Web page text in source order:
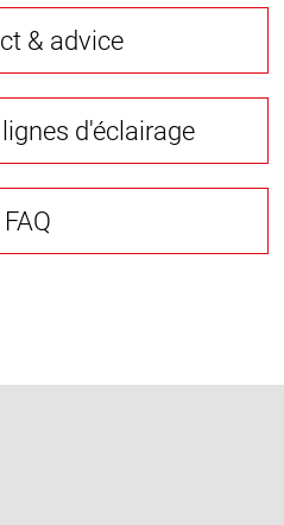
& advice
d'éclairage
FAQ